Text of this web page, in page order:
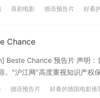
处女作五项大奖，并且是法国
weil sich seine Mutter
er, seiner
noch bei seinen Eltern und
喜剧电影 德语预告片 好看
Chance
Chance 预告片 声明：
。"沪江网"高度重视知识产权
德语预告片 好看的德国电影推